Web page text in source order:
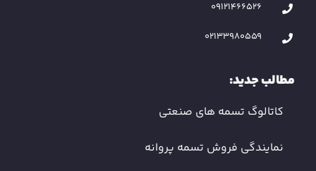
09121466526
02133980559
مطالب جدید:
کاتالوگ تسمه های صنعتی
نمایندگی فروش تسمه پروانه